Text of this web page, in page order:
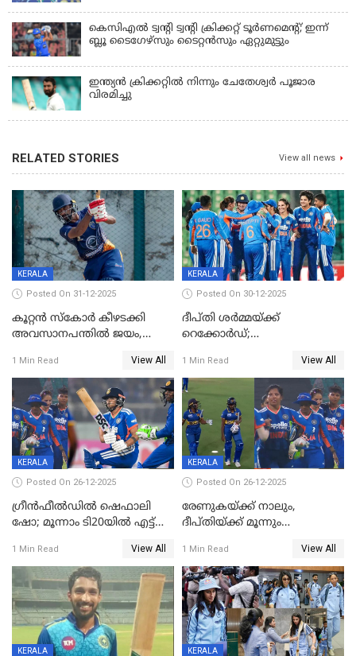
കെസിഎൽ ട്വൻ്റി ട്വൻ്റി ക്രിക്കറ്റ് ടൂർണമെൻ്റ്; ഇന്ന്
ബ്ലൂ ടൈഗേഴ്സും ടൈറ്റൻസും ഏറ്റുമുട്ടും
ഇന്ത്യന്‍ ക്രിക്കറ്റിൽ നിന്നും ചേതേശ്വര്‍ പൂജാര
വിരമിച്ചു
RELATED STORIES View all news
KERALA
Posted On 31-12-2025
കൂറ്റൻ സ്കോർ കീഴടക്കി
അവസാനപന്തിൽ ജയം,
1 Min Read View All
KERALA
Posted On 30-12-2025
ദീപ്തി ശർമ്മയ്ക്ക്
റെക്കോർഡ്;
ടി20 പരമ്പര തൂത്തുവാരി
ഇന്ത്യ
1 Min Read View All
KERALA
Posted On 26-12-2025
ഗ്രീന്‍ഫീല്‍ഡില്‍ ഷെഫാലി
ഷോ; മൂന്നാം ടി20യിൽ എട്ട്
വനിതകള്‍ക്കെതിരായ ടി20
പരമ്പര ഇന്ത്യക്ക്
1 Min Read View All
KERALA
Posted On 26-12-2025
രേണുകയ്ക്ക് നാലും,
ദീപ്തിയ്ക്ക് മൂന്നും
ടി20യിലും ശ്രീലങ്കയ്ക്ക്
ബാറ്റിംഗ് തകര്‍ച്ച; ഇന്ത്യയ്ക്ക്
വിജയലക്ഷ്യം 113 റൺസ്
1 Min Read View All
KERALA KERALA